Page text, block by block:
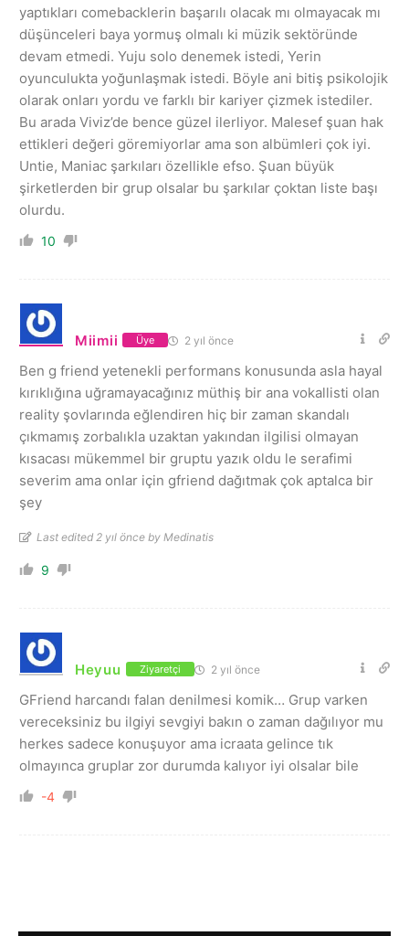
yaptıkları comebacklerin başarılı olacak mı olmayacak mı
düşünceleri baya yormuş olmalı ki müzik sektöründe
devam etmedi. Yuju solo denemek istedi, Yerin
oyunculukta yoğunlaşmak istedi. Böyle ani bitiş psikolojik
olarak onları yordu ve farklı bir kariyer çizmek istediler.
Bu arada Viviz’de bence güzel ilerliyor. Malesef şuan hak
ettikleri değeri göremiyorlar ama son albümleri çok iyi.
Untie, Maniac şarkıları özellikle efso. Şuan büyük
şirketlerden bir grup olsalar bu şarkılar çoktan liste başı
olurdu.
10
Miimii Üye 2 yıl önce
Ben g friend yetenekli performans konusunda asla hayal
kırıklığına uğramayacağınız müthiş bir ana vokallisti olan
reality şovlarında eğlendiren hiç bir zaman skandalı
çıkmamış zorbalıkla uzaktan yakından ilgilisi olmayan
kısacası mükemmel bir gruptu yazık oldu le serafimi
severim ama onlar için gfriend dağıtmak çok aptalca bir
şey
Last edited 2 yıl önce by Medinatis
9
Heyuu Ziyaretçi 2 yıl önce
GFriend harcandı falan denilmesi komik… Grup varken
vereceksiniz bu ilgiyi sevgiyi bakın o zaman dağılıyor mu
herkes sadece konuşuyor ama icraata gelince tık
olmayınca gruplar zor durumda kalıyor iyi olsalar bile
-4